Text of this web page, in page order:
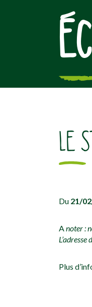
LE
Du 21/
Anoter :
Plus